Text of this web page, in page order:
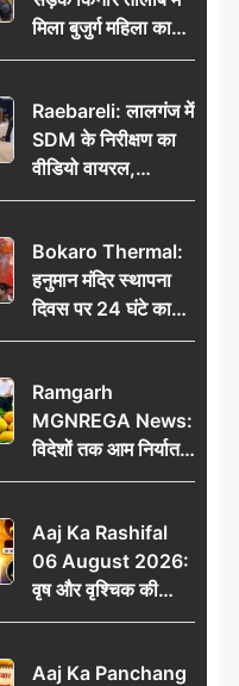
मिला बुजुर्ग महिला का
शव, संदिग्ध परिस्थितियों
Raebareli: लालगंज में
SDM के निरीक्षण का
वीडियो वायरल,
प्रशासनिक सक्रियता
कवायद?
Bokaro Thermal:
हनुमान मंदिर स्थापना
दिवस पर 24 घंटे का
अखंड हरि कीर्तन,
थर्मल
Ramgarh
MGNREGA News:
विदेशों तक आम निर्यात
का सफर, जिले ने
प्रथम स्थान
Aaj Ka Rashifal
06 August 2026:
वृष और वृश्चिक की
चमकेगी किस्मत, मेष-
Aaj Ka Panchang